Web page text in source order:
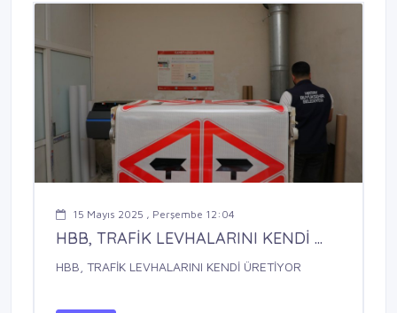
15 Mayıs 2025 , Perşembe 12:04
HBB, TRAFİK LEVHALARINI KENDİ ...
HBB, TRAFİK LEVHALARINI KENDİ ÜRETİYOR